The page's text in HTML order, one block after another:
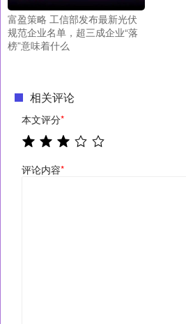
富盈策略 工信部发布最新光伏
规范企业名单，超三成企业“落
榜”意味着什么
相关评论
本文评分*
评论内容*